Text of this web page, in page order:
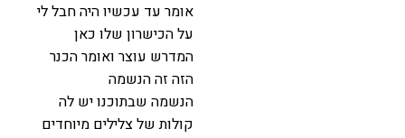
אומר עד עכשיו היה חבל לי
על הכישרון שלו כאן
המדרש עוצר ואומר הכנר
הזה זה הנשמה
הנשמה שבתוכנו יש לה
קולות של צלילים מיוחדים